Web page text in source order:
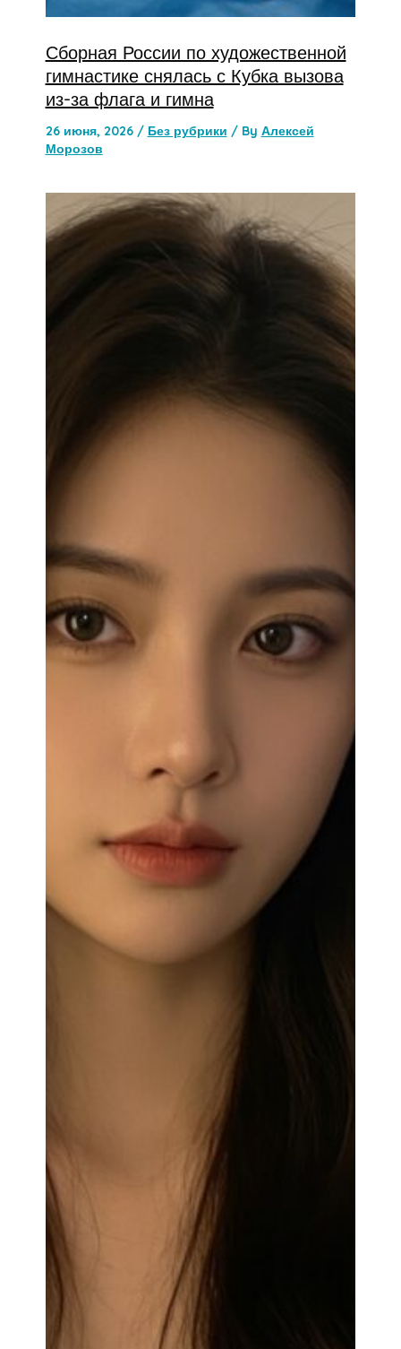
Сборная России по художественной
гимнастике снялась с Кубка вызова
из-за флага и гимна
26 июня, 2026 / Без рубрики / By Алексей
Морозов